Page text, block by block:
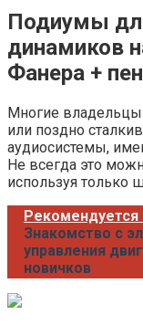
Подиумы
динамиков
Фанера +
Многие владельцы
или поздно
аудиосистемы,
Не всегда это
используя только
Рекомендуется
Знакомство с
управления
новичков